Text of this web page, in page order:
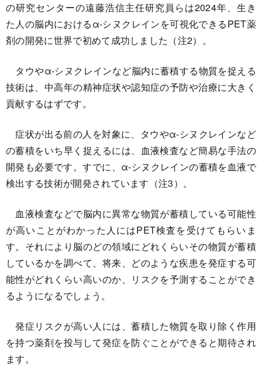
の研究センターの遠藤浩信主任研究員らは2024年、生き
た人の脳内におけるα-シヌクレインを可視化できるPET薬
剤の開発に世界で初めて成功しました（注2）。
タウやα-シヌクレインなど脳内に蓄積する物質を捉える
技術は、中高年の精神症状や認知症の予防や治療に大きく
貢献するはずです。
症状が出る前の人を対象に、タウやα-シヌクレインなど
の蓄積をいち早く捉えるには、血液検査など簡易な手法の
開発も必要です。すでに、α-シヌクレインの蓄積を血液で
検出する技術が開発されています（注3）。
血液検査などで脳内に異常な物質が蓄積している可能性
が高いことがわかった人にはPET検査を受けてもらいま
す。それにより脳のどの領域にどれくらいその物質が蓄積
しているかを調べて、将来、どのような疾患を発症する可
能性がどれくらい高いのか、リスクを予測することができ
るようになるでしょう。
発症リスクが高い人には、蓄積した物質を取り除く作用
を持つ薬剤を投与して発症を防ぐことができると期待され
ます。